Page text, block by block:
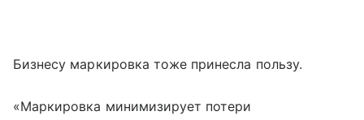
Бизнесу маркировка тоже принесла пользу.
«Маркировка минимизирует потери